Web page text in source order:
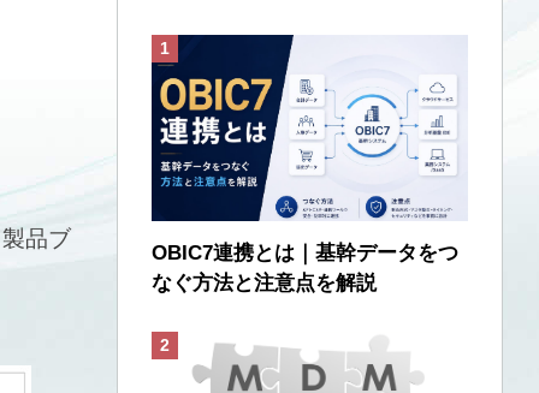
品ブ
OBIC7連携とは｜基幹データをつ
なぐ方法と注意点を解説